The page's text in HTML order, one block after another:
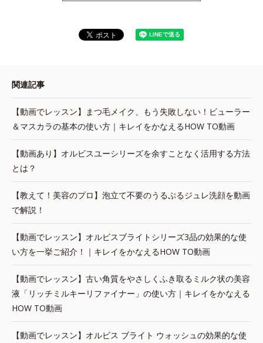
関連記事
【動画でレッスン】まつ毛メイク、もう失敗しない！ビューラー
＆マスカラの基本の使い方｜キレイをかなえるHOW TO動画
【動画あり】オルビスユーシリーズを余すことなく活用する方法
とは？
【教えて！美容のプロ】泡立て不要のうるぷるジュレ洗顔を動画
で解説！
【動画でレッスン】オルビスブライトシリーズ3品の効果的な使
い方を一挙ご紹介！｜キレイをかなえるHOW TO動画
【動画でレッスン】古い角質をやさしくふき取るミルク状の美容
液「リッチミルキーリファイナー」の使い方｜キレイをかなえる
HOW TO動画
【動画でレッスン】オルビス ブライト ウォッシュの効果的な使